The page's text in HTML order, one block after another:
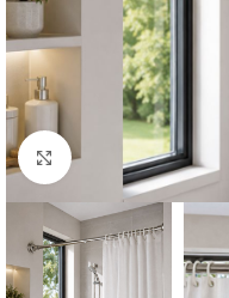
Click to enlarge